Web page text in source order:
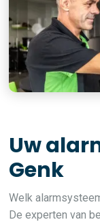
Uw
Genk
Welk
De experten van